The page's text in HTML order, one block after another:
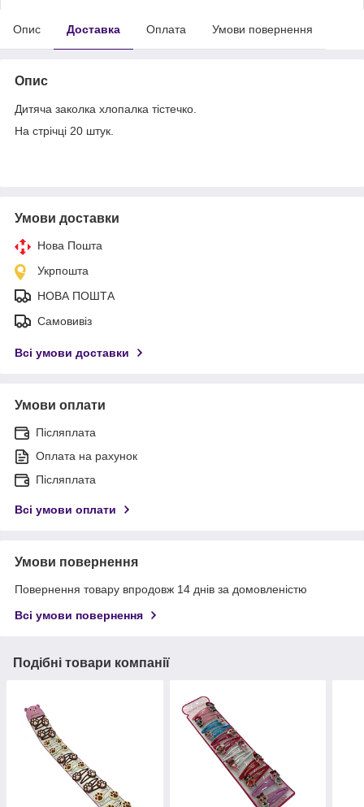
Опис Доставка Оплата Умови повернення
Опис
Дитяча заколка хлопалка тістечко.
На стрічці 20 штук.
Умови доставки
Нова Пошта
Укрпошта
НОВА ПОШТА
Самовивіз
Всі умови доставки
Умови оплати
Післяплата
Оплата на рахунок
Післяплата
Всі умови оплати
Умови повернення
Повернення товару впродовж 14 днів за домовленістю
Всі умови повернення
Подібні товари компанії